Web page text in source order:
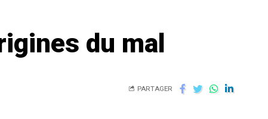
du mal
PARTAGER